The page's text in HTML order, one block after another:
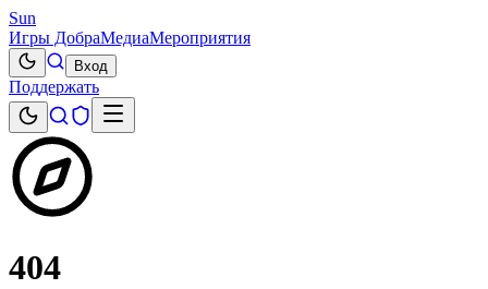
Sun
Игры ДобраМедиаМероприятия
Вход
Поддержать
404